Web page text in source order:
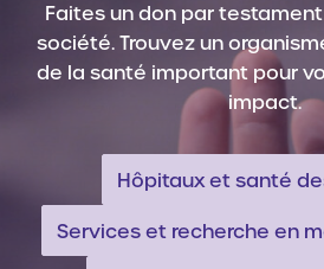
Faites un don par
société. Trouvez un
de la santé important pour
impact.
Hôpitaux et santé
Services et recherche en